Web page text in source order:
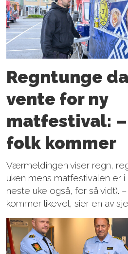
Regntunge
vente for ny
matfestival:
folk kommer
Værmeldingen viser regn,
uken mens matfestivalen er
neste uke også, for så vidt).
kommer likevel, sier en av